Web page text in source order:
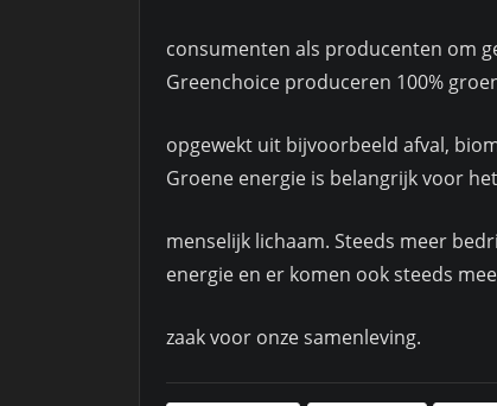
consumenten als producenten om
Greenchoice produceren 100%
opgewekt uit bijvoorbeeld afval,
Groene energie is belangrijk voor
menselijk lichaam. Steeds meer
energie en er komen ook steeds
zaak voor onze samenleving.